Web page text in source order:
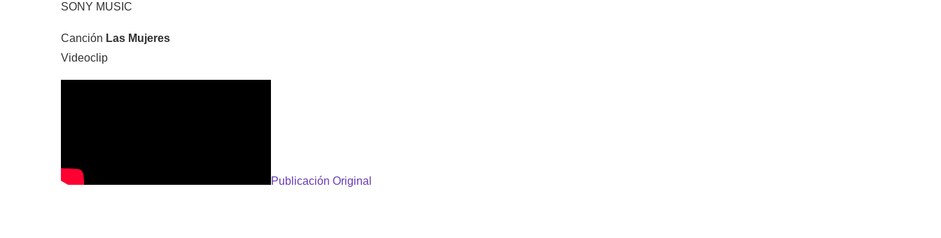
SONY MUSIC
Canción Las Mujeres
Videoclip
Publicación Original